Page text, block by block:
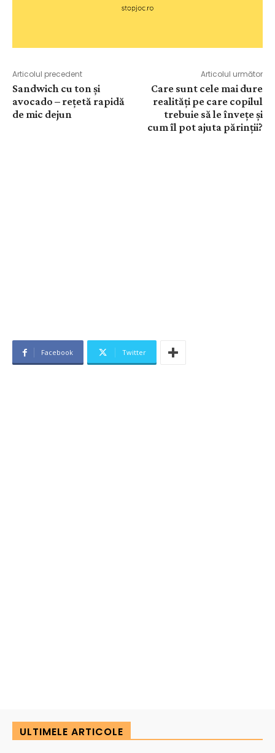
Articolul precedent
Sandwich cu ton și
avocado – rețetă rapidă
de mic dejun
Articolul următor
Care sunt cele mai dure
realități pe care copilul
trebuie să le învețe și
cum îl pot ajuta părinții?
Facebook Twitter
ULTIMELE ARTICOLE